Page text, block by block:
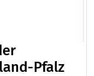
Pfalz